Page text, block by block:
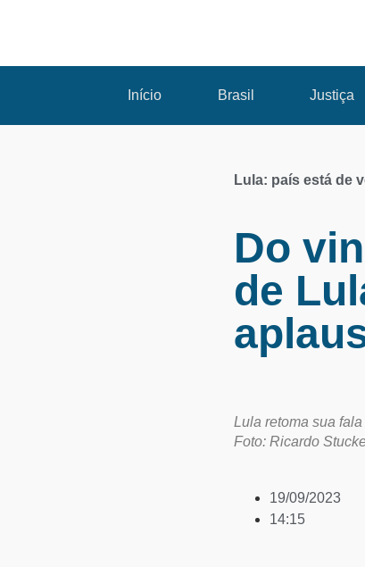
Início Brasil Justiça
Lula: país está de
Do
de
Lula retoma sua
Foto: Ricardo
19/09/2023
14:15